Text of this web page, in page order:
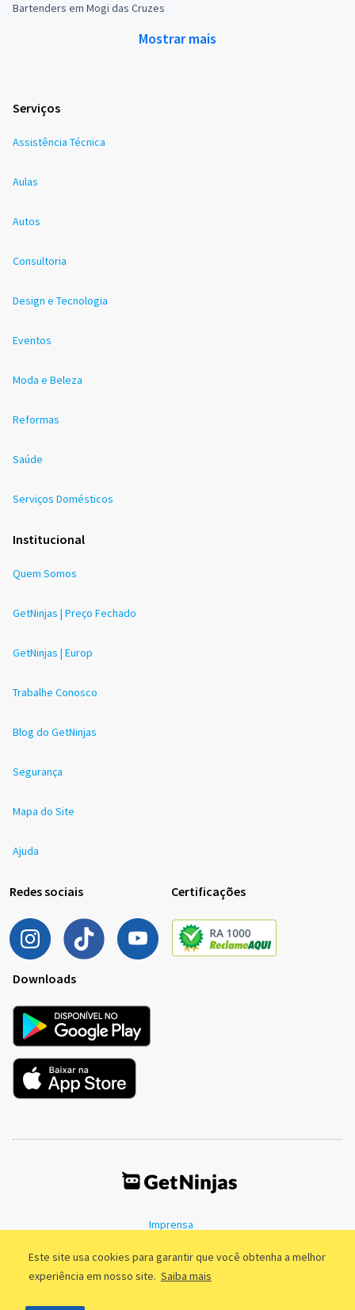
Este site usa cookies para garantir que você obtenha a melhor
experiência em nosso site. Saiba mais
Bartenders em Mogi das Cruzes
Mostrar mais
Serviços
Assistência Técnica
Aulas
Autos
Consultoria
Design e Tecnologia
Eventos
Moda e Beleza
Reformas
Saúde
Serviços Domésticos
Institucional
Quem Somos
GetNinjas | Preço Fechado
GetNinjas | Europ
Trabalhe Conosco
Blog do GetNinjas
Segurança
Mapa do Site
Ajuda
Redes sociais Certificações
Downloads
Imprensa
Política de Privacidade